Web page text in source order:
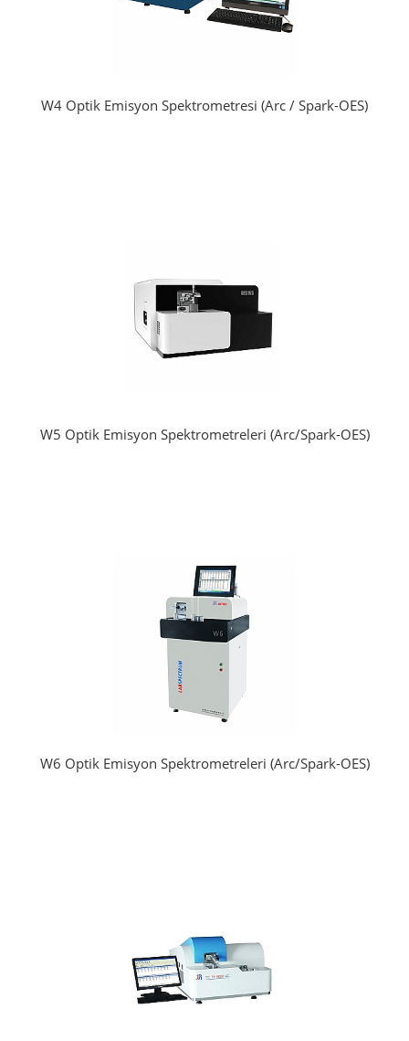
W4 Optik Emisyon Spektrometresi (Arc / Spark-OES)
W5 Optik Emisyon Spektrometreleri (Arc/Spark-OES)
W6 Optik Emisyon Spektrometreleri (Arc/Spark-OES)